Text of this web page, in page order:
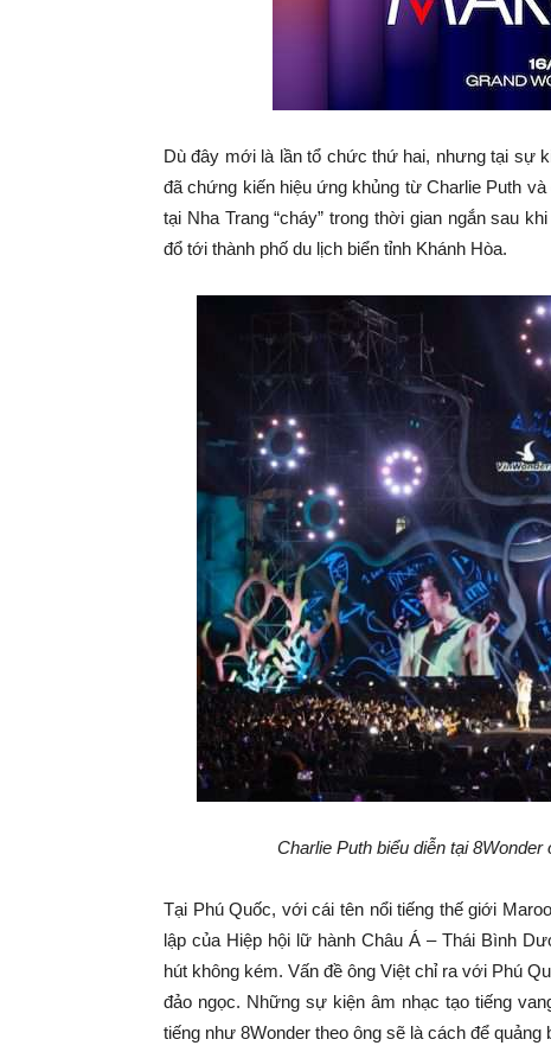
Dù đây mới là lần tổ chức thứ hai, nhưng tại sự
đã chứng kiến hiệu ứng khủng từ Charlie Puth
tại Nha Trang “cháy” trong thời gian ngắn sau
đổ tới thành phố du lịch biển tỉnh Khánh Hòa.
Charlie Puth biểu diễn tại
Tại Phú Quốc, với cái tên nổi tiếng thế giới
lập của Hiệp hội lữ hành Châu Á – Thái Bình
hút không kém. Vấn đề ông Việt chỉ ra với Phú
đảo ngọc. Những sự kiện âm nhạc tạo tiếng
tiếng như 8Wonder theo ông sẽ là cách để